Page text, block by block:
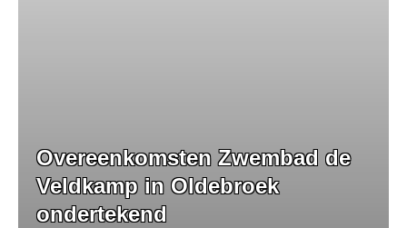
Overeenkomsten Zwembad de
Veldkamp in Oldebroek
ondertekend